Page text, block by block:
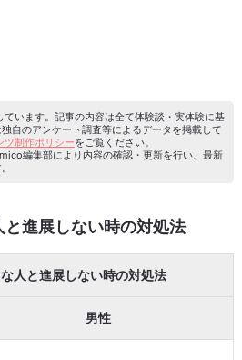
います。記事の内容は全て体験談・実体験に基
自のアンケート調査等によるデータを掲載して
制作ポリシーをご覧ください。
編集部により内容の確認・更新を行い、最新
と進展しない時の対処法
人と進展しない時の対処法
男性